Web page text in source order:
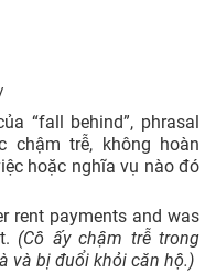
“fall behind”, phrasal
chậm trễ, không hoàn
hoặc nghĩa vụ nào đó
rent payments and was
(Cô ấy chậm trễ trong
và bị đuổi khỏi căn hộ.)